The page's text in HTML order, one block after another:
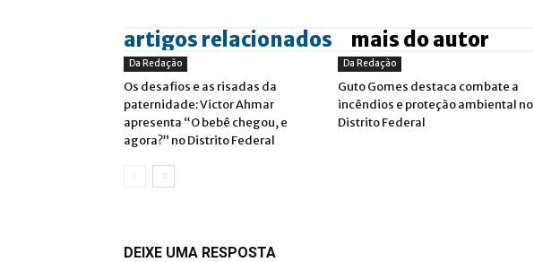
artigos relacionados mais do autor
Da Redação
Os desafios e as risadas da
paternidade: Victor Ahmar
apresenta “O bebê chegou, e
agora?” no Distrito Federal
Da Redação
Guto Gomes destaca combate a
incêndios e proteção ambiental no
Distrito Federal
DEIXE UMA RESPOSTA